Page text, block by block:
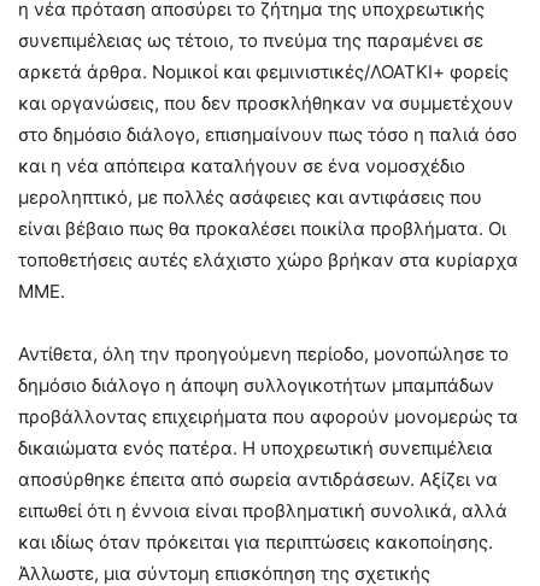
η νέα πρόταση αποσύρει το ζήτημα της υποχρεωτικής
συνεπιμέλειας ως τέτοιο, το πνεύμα της παραμένει σε
αρκετά άρθρα. Νομικοί και φεμινιστικές/ΛΟΑΤΚΙ+ φορείς
και οργανώσεις, που δεν προσκλήθηκαν να συμμετέχουν
στο δημόσιο διάλογο, επισημαίνουν πως τόσο η παλιά όσο
και η νέα απόπειρα καταλήγουν σε ένα νομοσχέδιο
μεροληπτικό, με πολλές ασάφειες και αντιφάσεις που
είναι βέβαιο πως θα προκαλέσει ποικίλα προβλήματα. Οι
τοποθετήσεις αυτές ελάχιστο χώρο βρήκαν στα κυρίαρχα
ΜΜΕ.
Αντίθετα, όλη την προηγούμενη περίοδο, μονοπώλησε το
δημόσιο διάλογο η άποψη συλλογικοτήτων μπαμπάδων
προβάλλοντας επιχειρήματα που αφορούν μονομερώς τα
δικαιώματα ενός πατέρα. Η υποχρεωτική συνεπιμέλεια
αποσύρθηκε έπειτα από σωρεία αντιδράσεων. Αξίζει να
ειπωθεί ότι η έννοια είναι προβληματική συνολικά, αλλά
και ιδίως όταν πρόκειται για περιπτώσεις κακοποίησης.
Άλλωστε, μια σύντομη επισκόπηση της σχετικής